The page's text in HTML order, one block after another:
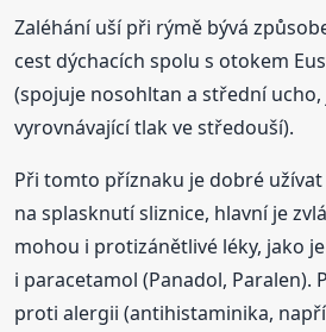
Zaléhání uší při rýmě bývá
cest dýchacích spolu s otokem
(spojuje nosohltan a střední
vyrovnávající tlak ve středouší).
Při tomto příznaku je dobré
na splasknutí sliznice, hlavní je
mohou i protizánětlivé léky, jako
i paracetamol (Panadol, Paralen).
proti alergii (antihistaminika,